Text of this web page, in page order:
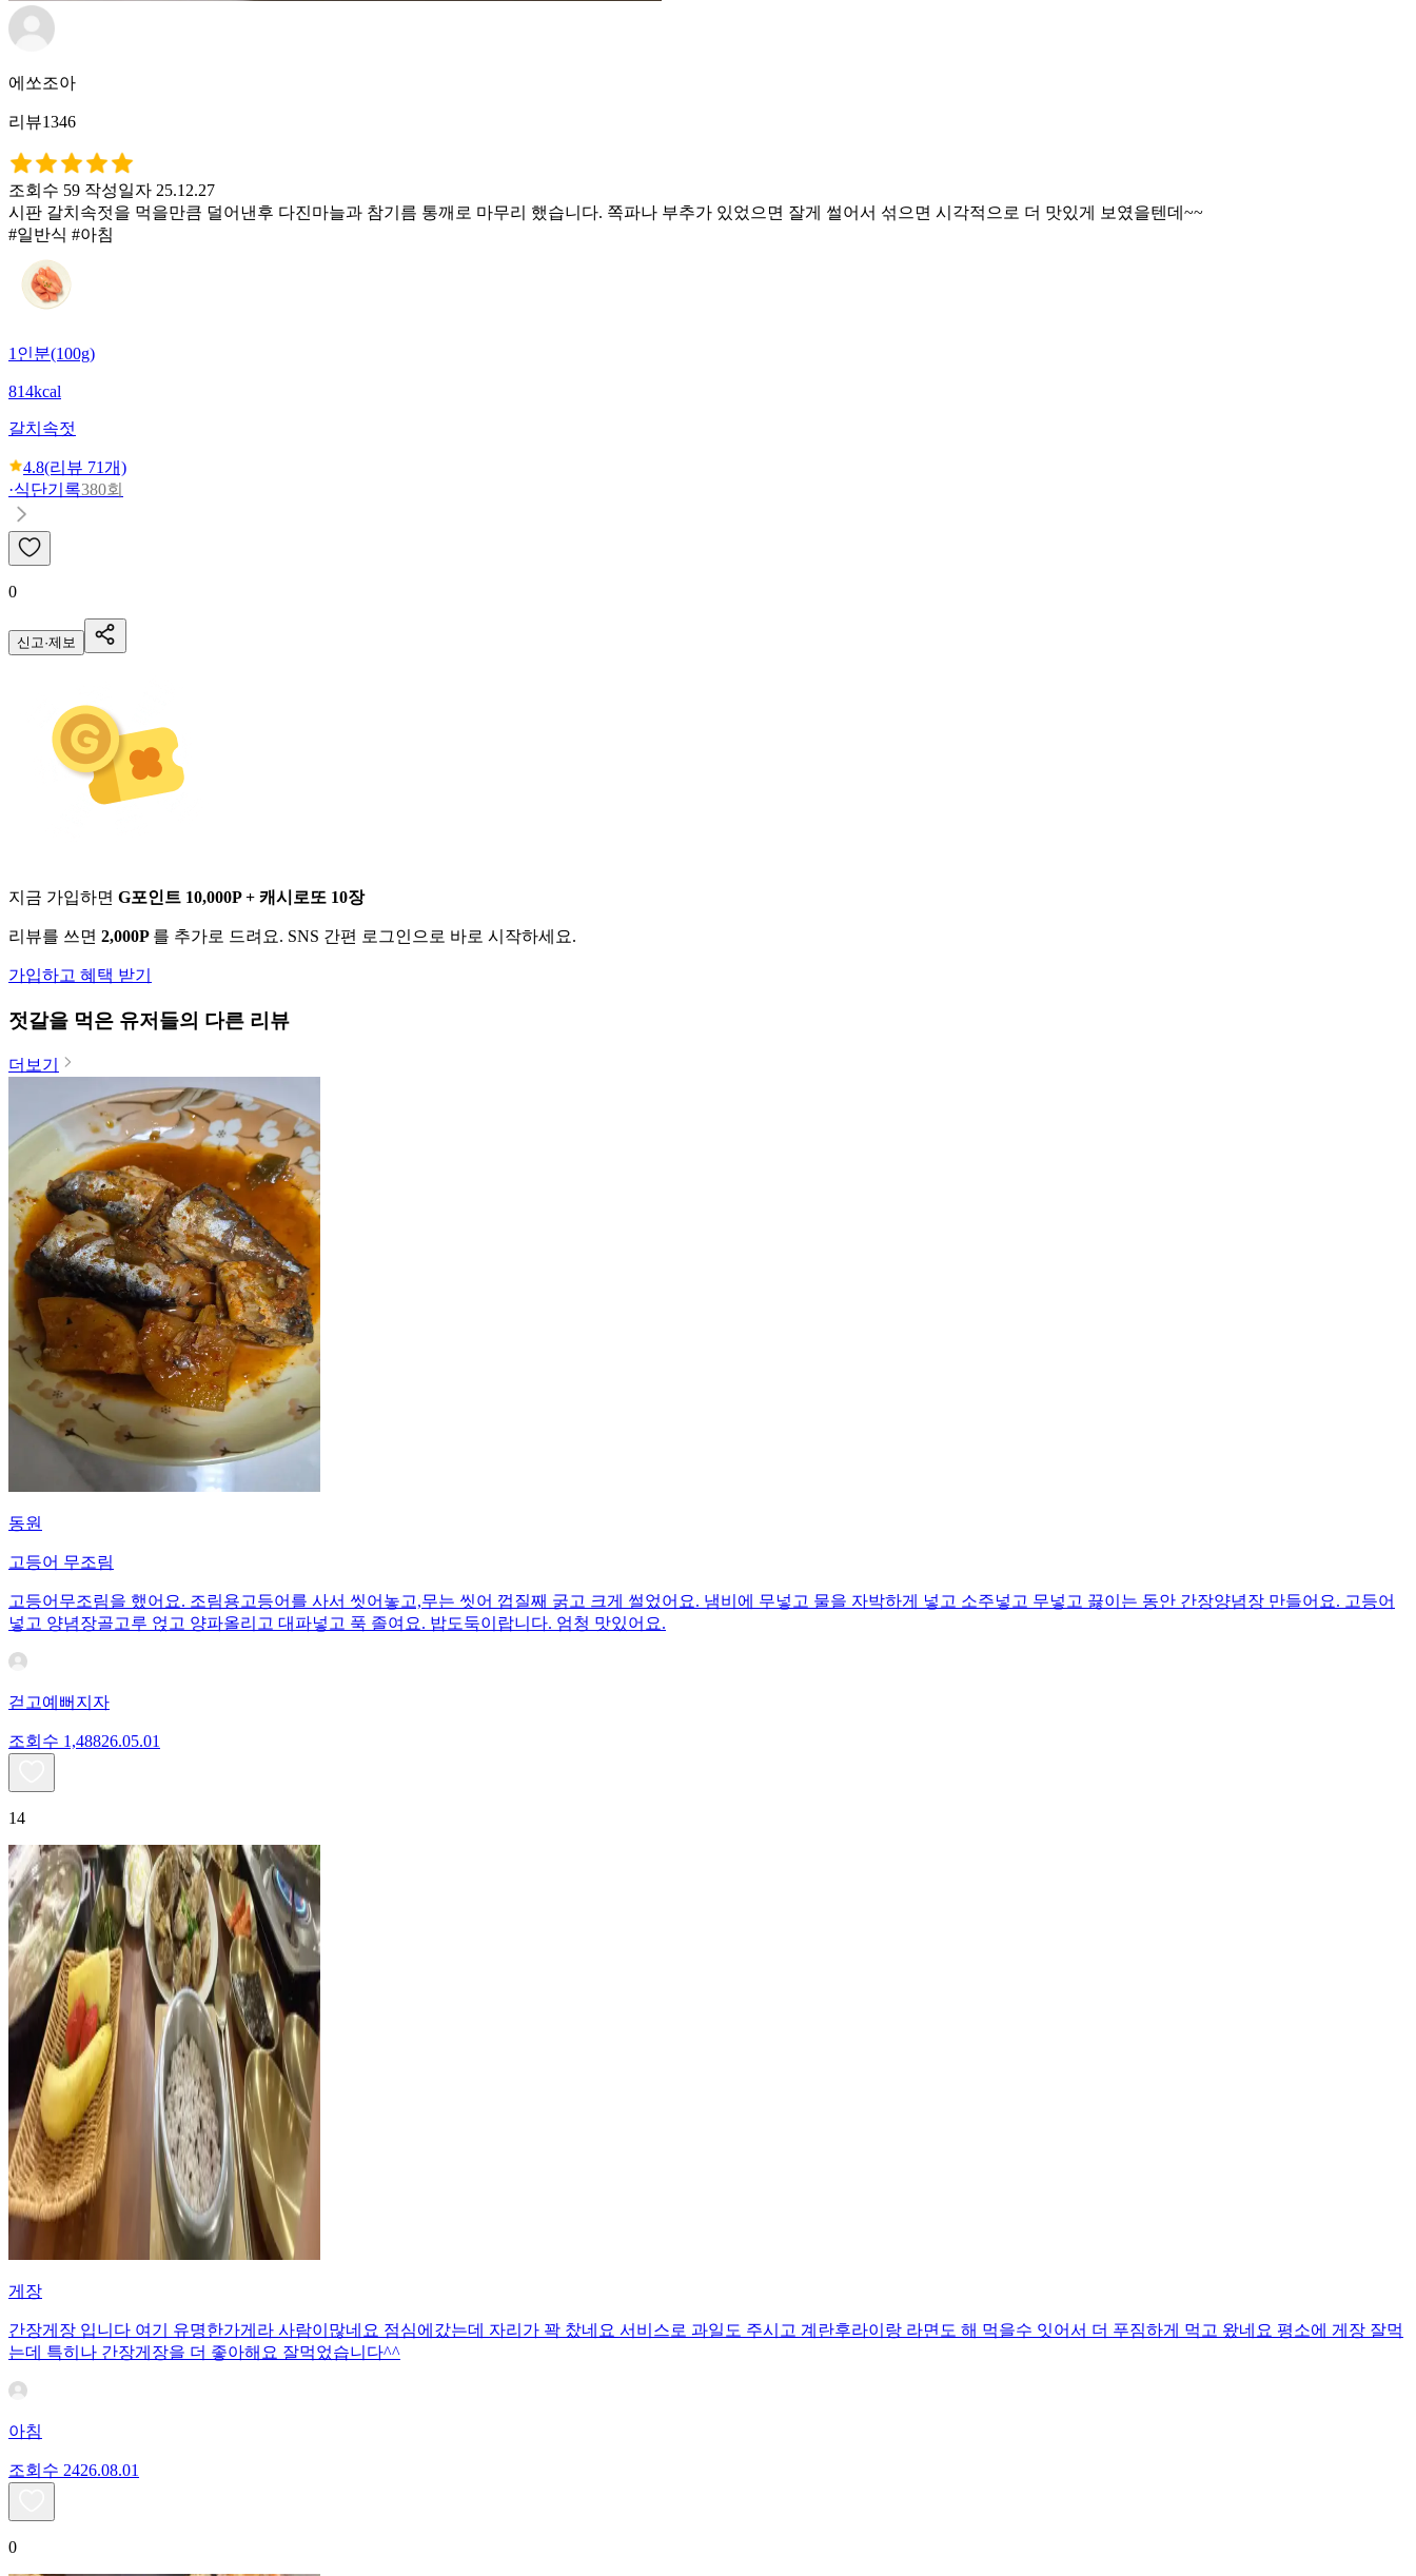
에쏘조아
리뷰1346
조회수 59 작성일자 25.12.27
시판 갈치속젓을 먹을만큼 덜어낸후 다진마늘과 참기름 통깨로 마무리 했습니다. 쪽파나 부추가 있었으면 잘게 썰어서 섞으면 시각적으로 더 맛있게 보였을텐데~~
#일반식 #아침
1인분(100g)
814kcal
갈치속젓
4.8(리뷰 71개)
·식단기록380회
0
신고·제보
지금 가입하면 G포인트 10,000P + 캐시로또 10장
리뷰를 쓰면 2,000P 를 추가로 드려요. SNS 간편 로그인으로 바로 시작하세요.
가입하고 혜택 받기
젓갈을 먹은 유저들의 다른 리뷰
더보기
동원
고등어 무조림
고등어무조림을 했어요. 조림용고등어를 사서 씻어놓고,무는 씻어 껍질째 굵고 크게 썰었어요. 냄비에 무넣고 물을 자박하게 넣고 소주넣고 무넣고 끓이는 동안 간장양념장 만들어요. 고등어
넣고 양념장골고루 얹고 양파올리고 대파넣고 푹 졸여요. 밥도둑이랍니다. 엄청 맛있어요.
걷고예뻐지자
조회수 1,48826.05.01
14
게장
간장게장 입니다 여기 유명한가게라 사람이많네요 점심에갔는데 자리가 꽉 찼네요 서비스로 과일도 주시고 계란후라이랑 라면도 해 먹을수 잇어서 더 푸짐하게 먹고 왔네요 평소에 게장 잘먹
는데 특히나 간장게장을 더 좋아해요 잘먹었습니다^^
아침
조회수 2426.08.01
0